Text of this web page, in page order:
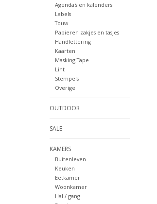
Agenda's en kalenders
Labels
Touw
Papieren zakjes en tasjes
Handlettering
Kaarten
Masking Tape
Lint
Stempels
Overige
OUTDOOR
SALE
KAMERS
Buitenleven
Keuken
Eetkamer
Woonkamer
Hal / gang